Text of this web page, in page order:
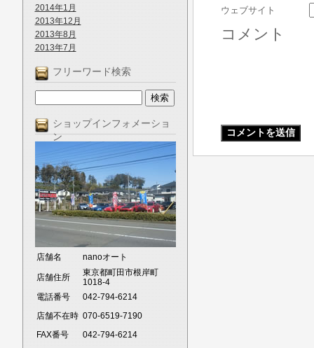
2014年1月
2013年12月
2013年8月
2013年7月
フリーワード検索
ショップインフォメーショ
ン
店舗名 nanoオート
店舗住所
東京都町田市根岸町
1018-4
電話番号
042-794-6214
店舗不在時 070-6519-7190
FAX番号
042-794-6214
ウェブサイト
コメント